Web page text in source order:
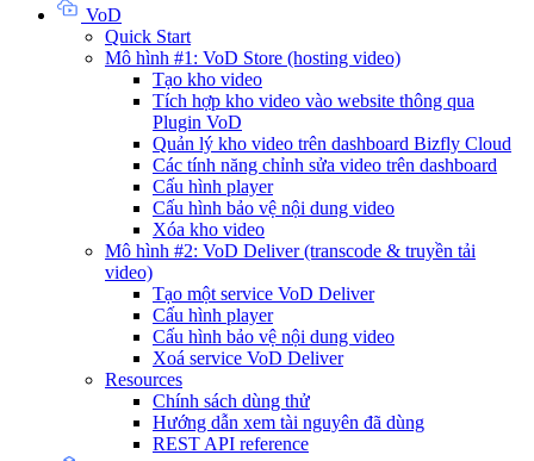
VoD
Quick Start
Mô hình #1: VoD Store (hosting video)
Tạo kho video
Tích hợp kho video vào website thông qua
Plugin VoD
Quản lý kho video trên dashboard Bizfly Cloud
Các tính năng chỉnh sửa video trên dashboard
Cấu hình player
Cấu hình bảo vệ nội dung video
Xóa kho video
Mô hình #2: VoD Deliver (transcode & truyền tải
video)
Tạo một service VoD Deliver
Cấu hình player
Cấu hình bảo vệ nội dung video
Xoá service VoD Deliver
Resources
Chính sách dùng thử
Hướng dẫn xem tài nguyên đã dùng
REST API reference